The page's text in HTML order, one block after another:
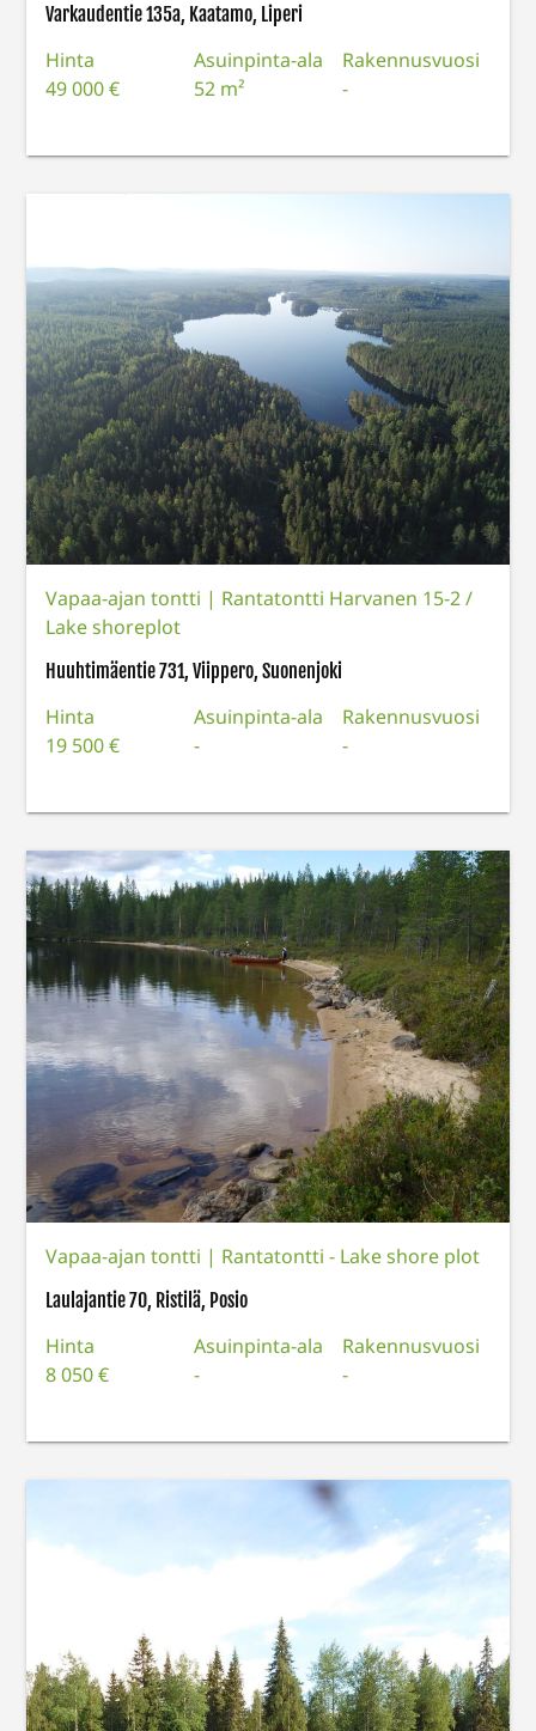
Varkaudentie 135a, Kaatamo, Liperi
Hinta
49 000 €
Asuinpinta-ala
52 m²
Rakennusvuosi
-
Vapaa-ajan tontti | Rantatontti Harvanen 15-2 /
Lake shoreplot
Huuhtimäentie 731, Viippero, Suonenjoki
Hinta
19 500 €
Asuinpinta-ala
-
Rakennusvuosi
-
Vapaa-ajan tontti | Rantatontti - Lake shore plot
Laulajantie 70, Ristilä, Posio
Hinta
8 050 €
Asuinpinta-ala
-
Rakennusvuosi
-